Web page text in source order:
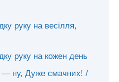
руку на весілля,
руку на кожен день
— ну, Дуже смачних! /